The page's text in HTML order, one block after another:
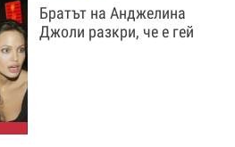
Братът на Анджелина
Джоли разкри, че е гей